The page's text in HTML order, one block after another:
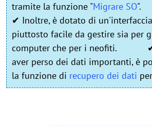
tramite la funzione "Migrare SO".
✔ Inoltre, è dotato di
piuttosto facile da gestire sia per
computer che per i neofiti. ✔
aver perso dei dati importanti, è
la funzione di recupero dei dati